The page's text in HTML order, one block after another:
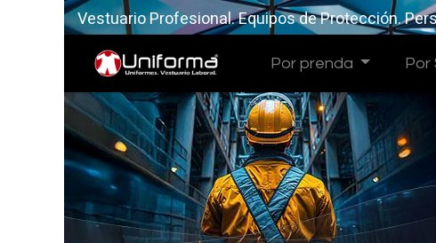
Vestuario Profesional. Equipos de Protección.
Por prenda Por